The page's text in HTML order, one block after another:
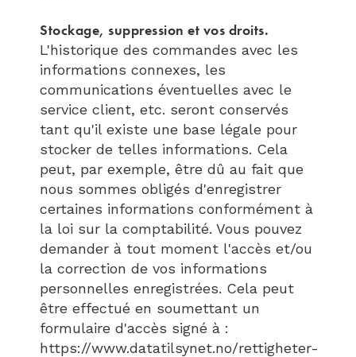
Stockage, suppression et vos droits.
L'historique des commandes avec les
informations connexes, les
communications éventuelles avec le
service client, etc. seront conservés
tant qu'il existe une base légale pour
stocker de telles informations. Cela
peut, par exemple, être dû au fait que
nous sommes obligés d'enregistrer
certaines informations conformément à
la loi sur la comptabilité. Vous pouvez
demander à tout moment l'accès et/ou
la correction de vos informations
personnelles enregistrées. Cela peut
être effectué en soumettant un
formulaire d'accès signé à :
https://www.datatilsynet.no/rettigheter-